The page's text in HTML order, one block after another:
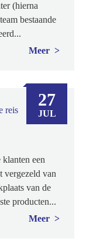
(hierna
bestaande
Meer
reis
een
vergezeld van
van de
producten...
Meer
27
JUL